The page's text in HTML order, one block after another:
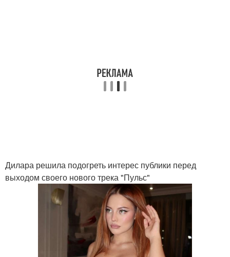
Дилара решила подогреть интерес публики перед
выходом своего нового трека "Пульс"